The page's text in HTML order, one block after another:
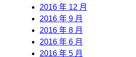
2016 年 12 月
2016 年 9 月
2016 年 8 月
2016 年 6 月
2016 年 5 月